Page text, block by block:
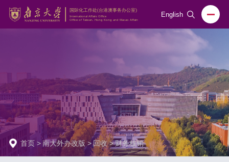
English
首页 > 南大外办改版 > 回收 > 财务核销